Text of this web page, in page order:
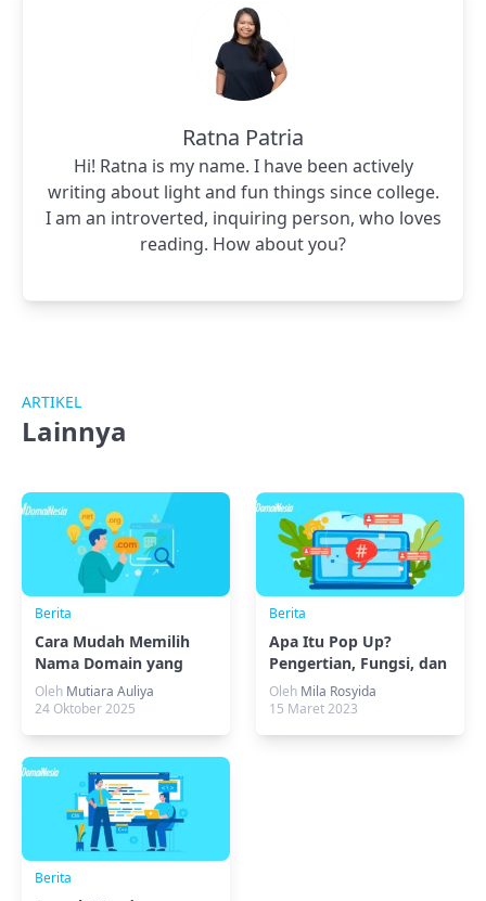
Ratna Patria
Hi! Ratna is my name. I have been actively
writing about light and fun things since college.
I am an introverted, inquiring person, who loves
reading. How about you?
ARTIKEL
Lainnya
Berita
Cara Mudah Memilih
Nama Domain yang
Bagus untuk Bisnis
Oleh Mutiara Auliya
24 Oktober 2025
Berita
Apa Itu Pop Up?
Pengertian, Fungsi, dan
Cara Membuatnya
Oleh Mila Rosyida
15 Maret 2023
Berita